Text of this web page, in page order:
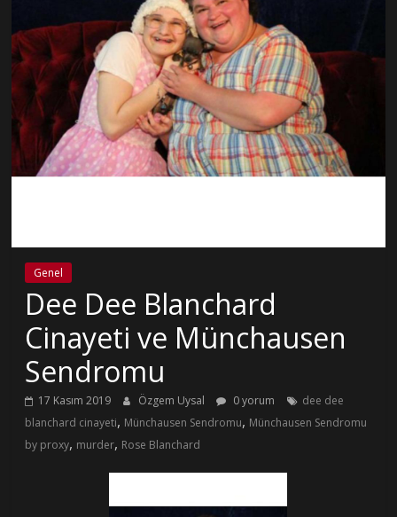
Genel
Dee Dee Blanchard
Cinayeti ve Münchausen
Sendromu
17 Kasım 2019 Özgem Uysal 0 yorum
dee dee
blanchard cinayeti, Münchausen Sendromu, Münchausen Sendromu
by proxy, murder, Rose Blanchard